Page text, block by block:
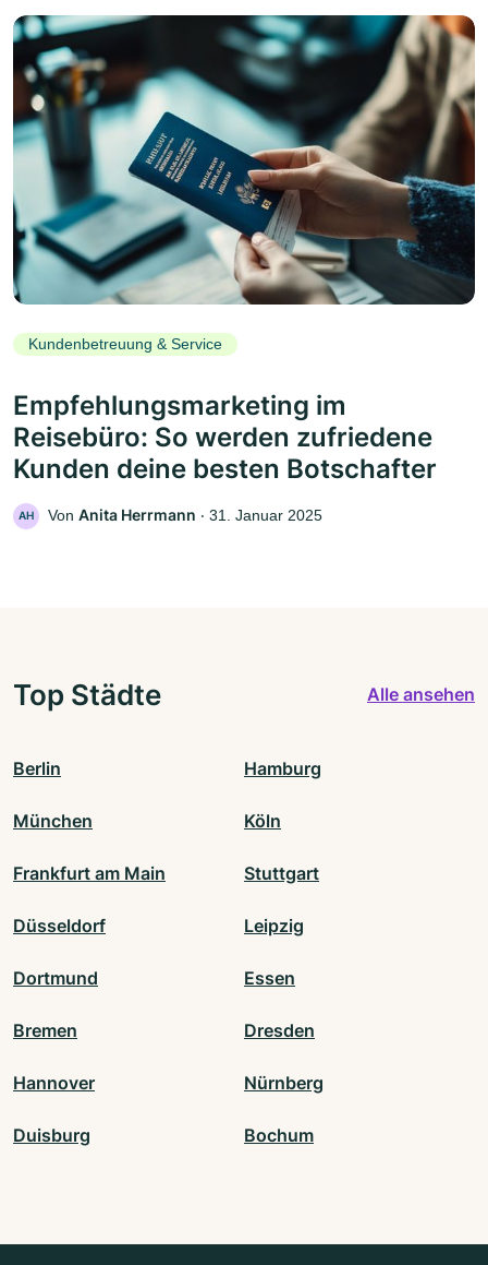
Kundenbetreuung & Service
Empfehlungsmarketing im
Reisebüro: So werden zufriedene
Kunden deine besten Botschafter
AH Von Anita Herrmann ‧ 31. Januar 2025
Top Städte Alle ansehen
Berlin Hamburg
München Köln
Frankfurt am Main Stuttgart
Düsseldorf Leipzig
Dortmund Essen
Bremen Dresden
Hannover Nürnberg
Duisburg Bochum